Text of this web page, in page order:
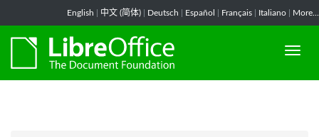
English 中文 (简体) Deutsch Español Français Italiano More...